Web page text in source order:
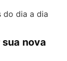
do dia a dia
nova